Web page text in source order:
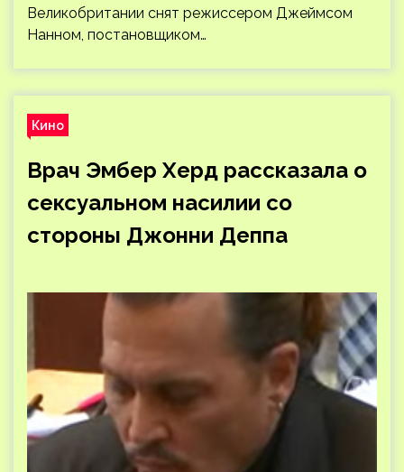
Великобритании снят режиссером Джеймсом
Нанном, постановщиком…
Кино
Врач Эмбер Херд рассказала о
сексуальном насилии со
стороны Джонни Деппа